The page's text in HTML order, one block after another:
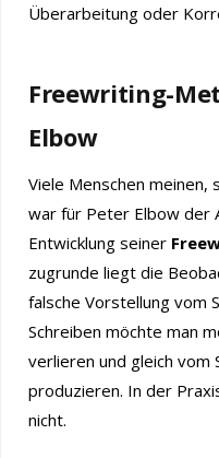
Überarbeitung oder
Freewriting-
Elbow
Viele Menschen meinen,
war für Peter Elbow der
Entwicklung seiner
zugrunde liegt die
falsche Vorstellung vom
Schreiben möchte man
verlieren und gleich
produzieren. In der
nicht.